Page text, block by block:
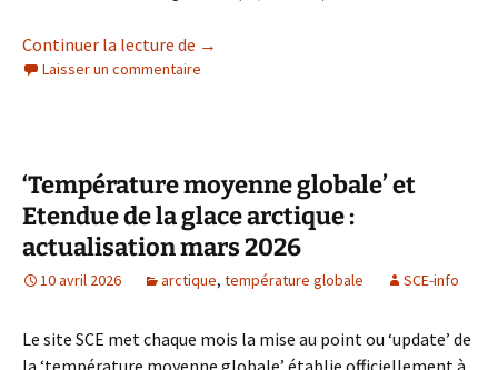
Continuer la lecture de ‘Température moyenne globale’ et
→
Laisser un commentaire
‘Température moyenne globale’ et
Etendue de la glace arctique :
actualisation mars 2026
10 avril 2026 arctique, température globale SCE-info
Le site SCE met chaque mois la mise au point ou ‘update’ de